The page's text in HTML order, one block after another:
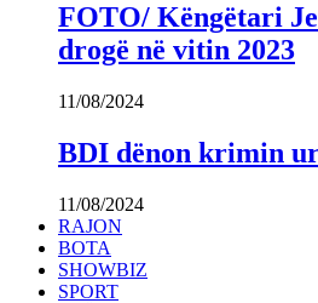
FOTO/ Këngëtari
drogë në vitin 2023
11/08/2024
BDI dënon krimin
11/08/2024
RAJON
BOTA
SHOWBIZ
SPORT